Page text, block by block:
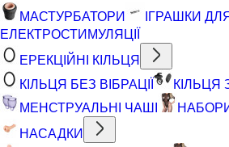
МАСТУРБАТОРИ
ІГРАШКИ
ЕЛЕКТРОСТИМУЛЯЦІЇ
ЕРЕКЦІЙНІ КІЛЬЦЯ
КІЛЬЦЯ БЕЗ ВІБРАЦІЇ
КІЛЬЦЯ
МЕНСТРУАЛЬНІ ЧАШІ
НАСАДКИ